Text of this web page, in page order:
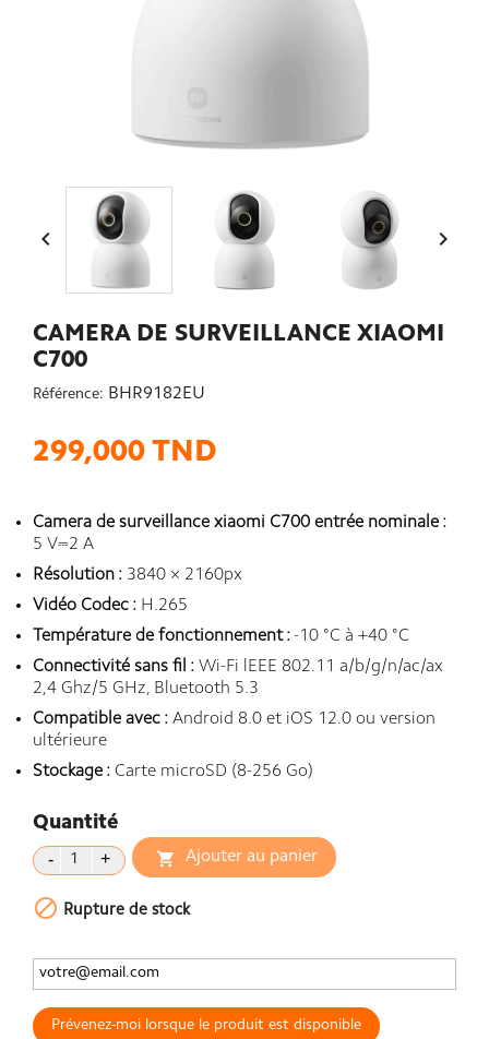
 
CAMERA DE SURVEILLANCE XIAOMI
C700
Référence: BHR9182EU
299,000 TND
Camera de surveillance xiaomi C700 entrée nominale :
5 V⎓2 A
Résolution : 3840 × 2160px
Vidéo Codec : H.265
Température de fonctionnement :-10 °C à +40 °C
Connectivité sans fil : Wi-Fi lEEE 802.11 a/b/g/n/ac/ax
2,4 Ghz/5 GHz, Bluetooth 5.3
Compatible avec : Android 8.0 et iOS 12.0 ou version
ultérieure
Stockage : Carte microSD (8-256 Go)
Quantité
 Ajouter au panier
 Rupture de stock
Prévenez-moi lorsque le produit est disponible